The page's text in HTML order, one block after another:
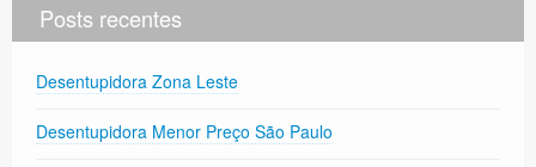
Posts recentes
Desentupidora Zona Leste
Desentupidora Menor Preço São Paulo